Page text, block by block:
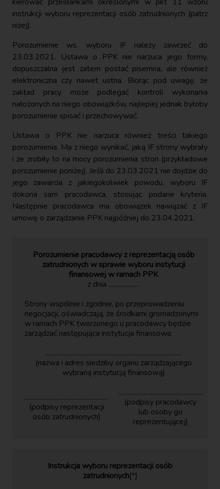
instrukcji wyboru reprezentacji osób zatrudnionych (patrz
niżej).
Porozumienie ws. wyboru IF należy zawrzeć do
23.03.2021. Ustawa o PPK nie narzuca jego formy,
dopuszczalna jest zatem postać pisemna, ale również
elektroniczna czy nawet ustna. Biorąc pod uwagę, że
zakład pracy może podlegać kontroli wykonania
nałożonych na niego obowiązków, najlepiej jednak byłoby
porozumienie spisać i przechowywać.
Ustawa o PPK nie narzuca również treści takiego
porozumienia. Ma z niego wynikać, jaką IF strony wybrały
i że zrobiły to na mocy porozumienia stron (przykładowe
porozumienie poniżej). Jeśli do 23.03.2021 nie dojdzie do
jego zawarcia z jakiegokolwiek powodu, wyboru IF
dokona sam pracodawca, stosując podane kryteria.
Następnie pracodawca ma obowiązek nawiązać z IF
umowę o zarządzanie PPK najpóźniej do 23.04.2021.
Porozumienie pracodawcy z reprezentacją osób
zatrudnionych w sprawie wyboru instytucji
finansowej w ramach PPK
z dnia .....................
Strony wspólnie i zgodnie, po przeprowadzeniu
negocjacji, oświadczają, że środkami gromadzonymi
w ramach PPK tworzonego u pracodawcy będzie
zarządzać następująca instytucja finansowa:
.............................................................................................
(nazwa i adres siedziby organu zarządzającego
wybraną instytucją finansową)
.........................................................
(podpisy reprezentacji
osób zatrudnionych)
.........................................................
(podpisy pracodawcy
lub osoby go
reprezentującej)
Instrukcja wyboru reprezentacji osób
zatrudnionych[*]